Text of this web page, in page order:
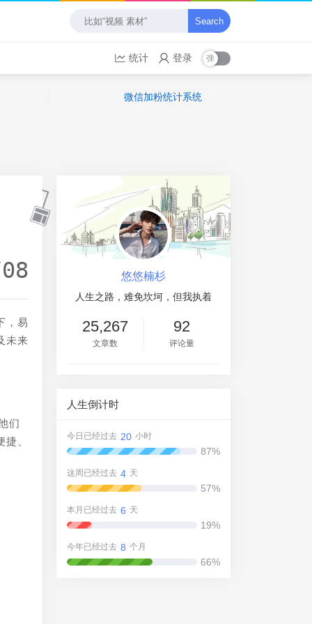
Search
统计 登录
微信加粉统计系统
，易
未来
们
、
悠悠楠杉
人生之路，难免坎坷，但我执着
25,267
文章数
92
评论量
人生倒计时
今日已经过去 20 小时
87%
这周已经过去 4 天
57%
本月已经过去 6 天
19%
今年已经过去 8 个月
66%